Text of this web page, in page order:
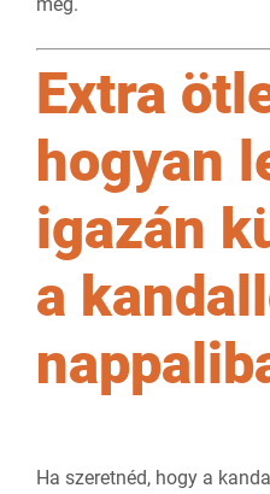
Extra
hogyan
igazán
a
Ha szeretnéd, hogy a